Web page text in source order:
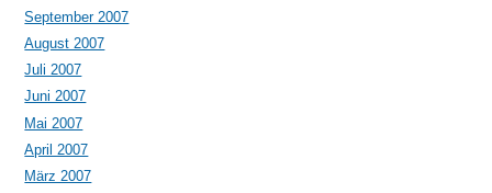
September 2007
August 2007
Juli 2007
Juni 2007
Mai 2007
April 2007
März 2007